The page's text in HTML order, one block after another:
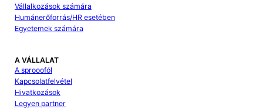
Vállalkozások számára
Humánerőforrás/HR esetében
Egyetemek számára
A VÁLLALAT
A sprooofól
Kapcsolatfelvétel
Hivatkozások
Legyen partner